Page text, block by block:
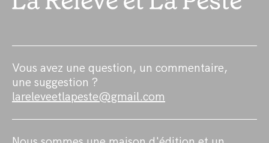
Vous avez une question, un commentaire,
une suggestion ?
lareleveetlapeste@gmail.com